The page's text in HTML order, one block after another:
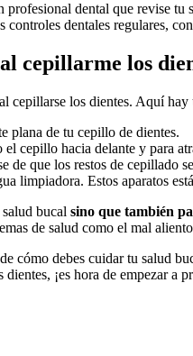
dental que ⁢revise
dentales⁢ regulares,
cepillarme los
cepillarse los dientes. Aquí
plana de tu ⁢cepillo ⁣de dientes.
cepillo hacia delante y para
de que ⁣los restos de cepillado
limpiadora. Estos aparatos
bucal sino⁢ que también
de salud como el mal​
cómo debes cuidar tu salud
¡es hora de empezar a